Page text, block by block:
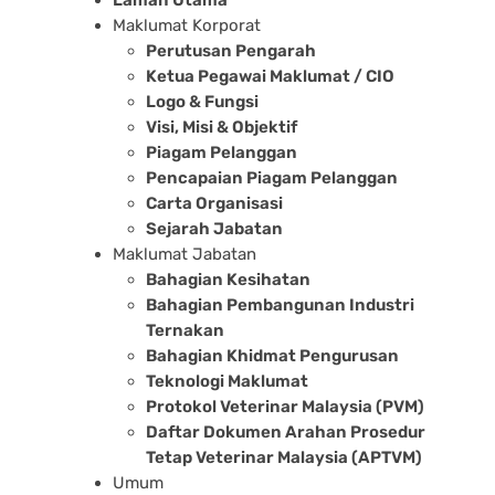
Maklumat Korporat
Perutusan Pengarah
Ketua Pegawai Maklumat / CIO
Logo & Fungsi
Visi, Misi & Objektif
Piagam Pelanggan
Pencapaian Piagam Pelanggan
Carta Organisasi
Sejarah Jabatan
Maklumat Jabatan
Bahagian Kesihatan
Bahagian Pembangunan Industri
Ternakan
Bahagian Khidmat Pengurusan
Teknologi Maklumat
Protokol Veterinar Malaysia (PVM)
Daftar Dokumen Arahan Prosedur
Tetap Veterinar Malaysia (APTVM)
Umum